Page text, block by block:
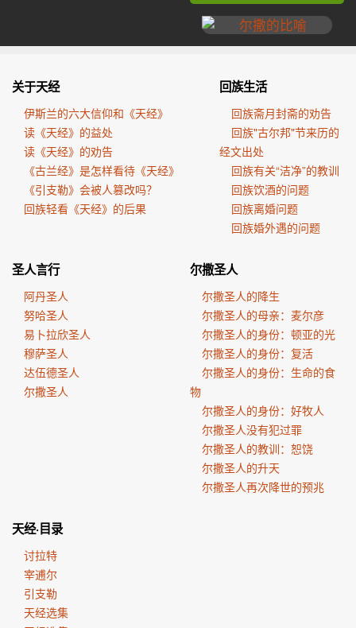
关于天经
伊斯兰的六大信仰和《天经》
读《天经》的益处
读《天经》的劝告
《古兰经》是怎样看待《天经》
《引支勒》会被人篡改吗？
回族轻看《天经》的后果
回族生活
回族斋月封斋的劝告
回族"古尔邦"节来历的
经文出处
回族有关“洁净”的教训
回族饮酒的问题
回族离婚问题
回族婚外遇的问题
圣人言行
阿丹圣人
努哈圣人
易卜拉欣圣人
穆萨圣人
达伍德圣人
尔撒圣人
尔撒圣人
尔撒圣人的降生
尔撒圣人的母亲：麦尔彦
尔撒圣人的身份：顿亚的光
尔撒圣人的身份：复活
尔撒圣人的身份：生命的食
物
尔撒圣人的身份：好牧人
尔撒圣人没有犯过罪
尔撒圣人的教训：恕饶
尔撒圣人的升天
尔撒圣人再次降世的预兆
天经·目录
讨拉特
宰逋尔
引支勒
天经选集